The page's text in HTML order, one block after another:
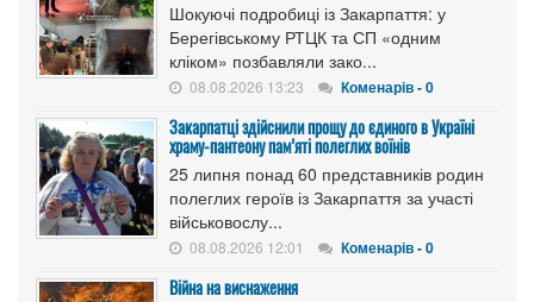
Шокуючі подробиці із Закарпаття: у
Берегівському РТЦК та СП «одним
кліком» позбавляли зако...
08.08.2026 13:23 Коменарів - 0
Закарпатці здійснили прощу до єдиного в Україні
храму-пантеону пам’яті полеглих воїнів
25 липня понад 60 представників родин
полеглих героїв із Закарпаття за участі
військовослу...
08.08.2026 12:01 Коменарів - 0
Війна на виснаження